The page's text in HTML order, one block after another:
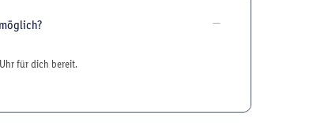
für dich bereit.